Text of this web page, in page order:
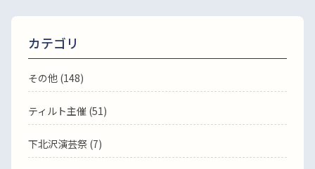
カテゴリ
その他 (148)
ティルト主催 (51)
下北沢演芸祭 (7)